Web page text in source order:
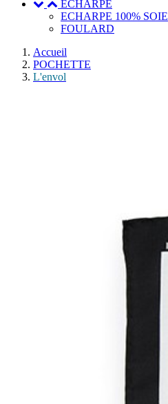
ÉCHARPE
ECHARPE 100% SOIE
FOULARD
Accueil
POCHETTE
L'envol